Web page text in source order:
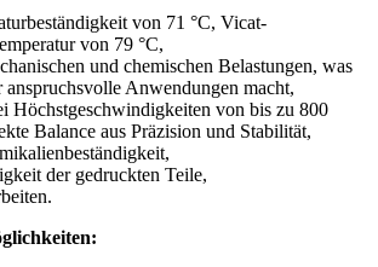
von 71 °C, Vicat-
von 79 °C,
und chemischen Belastungen, was
Anwendungen macht,
Höchstgeschwindigkeiten von bis zu 800
Balance aus Präzision und Stabilität,
der gedruckten Teile,